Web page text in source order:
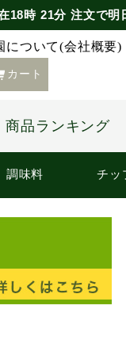
18時 21分 注文で明
について(会社概要)
カート
商品ランキング
調味料 チッ